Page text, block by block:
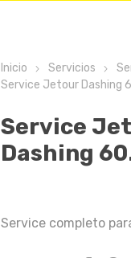
Inicio Servicios
Service Jetour Dashing
Service
Dashing
Service completo